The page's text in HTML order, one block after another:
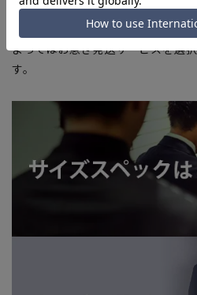
を完了できない場合がございます
■お急ぎ発送のご注文につきまし
よってはお急ぎ発送サービスを選
す。